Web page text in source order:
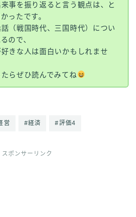
事を振り返ると言う観点は、と
ったです。
（戦国時代、三国時代）につい
ので、
きな人は面白いかもしれませ
らぜひ読んでみてね
営 #経済 #評価4
スポンサーリンク